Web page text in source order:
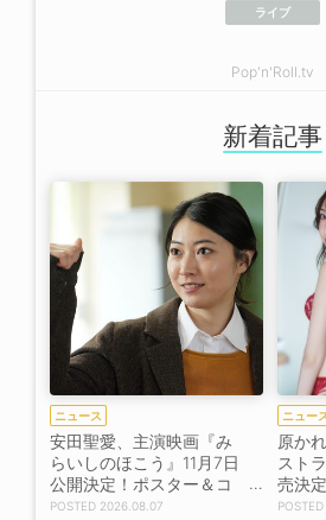
ライブ
Pop'n'Roll.tv
新着記事
ニュース
安田聖愛、主演映画『み
らいしのほこう』11月7日
公開決定！ポスター＆コ
メント解禁2026.08.07
ニュー
原か
スト
売決定